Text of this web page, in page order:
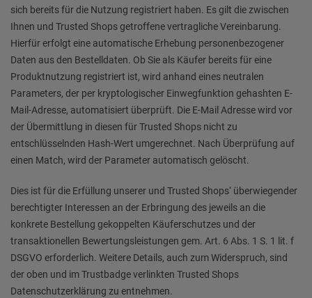
sich bereits für die Nutzung registriert haben. Es gilt die zwischen
Ihnen und Trusted Shops getroffene vertragliche Vereinbarung.
Hierfür erfolgt eine automatische Erhebung personenbezogener
Daten aus den Bestelldaten. Ob Sie als Käufer bereits für eine
Produktnutzung registriert ist, wird anhand eines neutralen
Parameters, der per kryptologischer Einwegfunktion gehashten E-
Mail-Adresse, automatisiert überprüft. Die E-Mail Adresse wird vor
der Übermittlung in diesen für Trusted Shops nicht zu
entschlüsselnden Hash-Wert umgerechnet. Nach Überprüfung auf
einen Match, wird der Parameter automatisch gelöscht.
Dies ist für die Erfüllung unserer und Trusted Shops‘ überwiegender
berechtigter Interessen an der Erbringung des jeweils an die
konkrete Bestellung gekoppelten Käuferschutzes und der
transaktionellen Bewertungsleistungen gem. Art. 6 Abs. 1 S. 1 lit. f
DSGVO erforderlich. Weitere Details, auch zum Widerspruch, sind
der oben und im Trustbadge verlinkten Trusted Shops
Datenschutzerklärung zu entnehmen.